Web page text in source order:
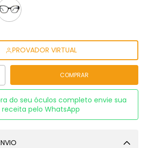
PROVADOR VIRTUAL
do seu óculos completo envie sua
receita pelo WhatsApp